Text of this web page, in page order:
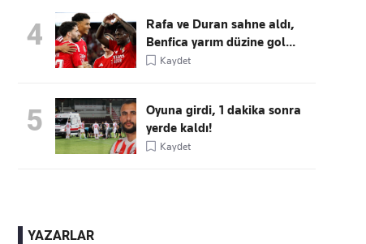
4
Rafa ve Duran sahne aldı,
Benfica yarım düzine gol...
Kaydet
5
Oyuna girdi, 1 dakika sonra
yerde kaldı!
Kaydet
YAZARLAR